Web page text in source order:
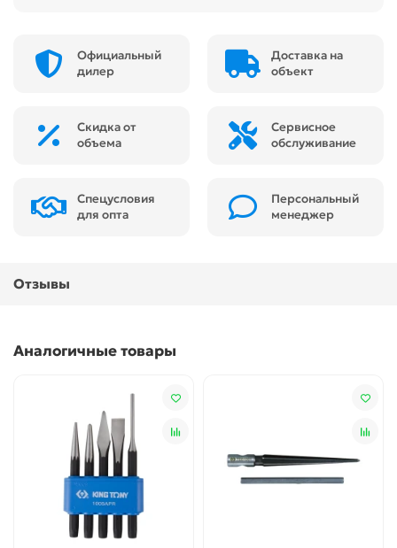
Официальный
дилер
Доставка на
объект
Скидка от
объема
Сервисное
обслуживание
Спецусловия
для опта
Персональный
менеджер
Отзывы
Аналогичные товары